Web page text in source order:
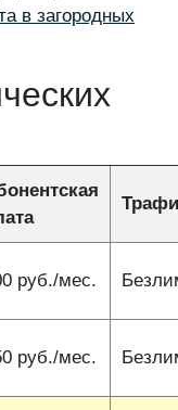
в загородных
руб./мес.
руб./мес.